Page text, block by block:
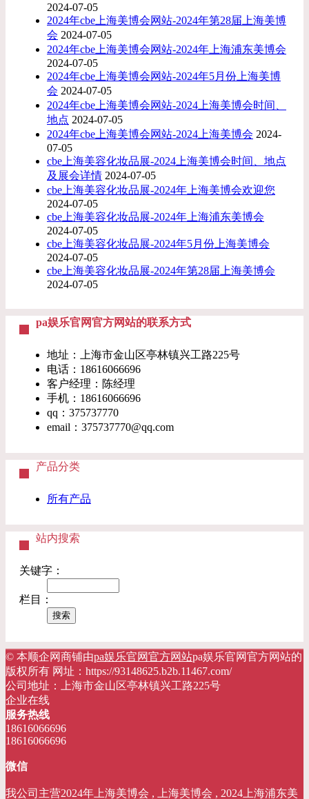
2024-07-05
2024年cbe上海美博会网站-2024年第28届上海美博
会 2024-07-05
2024年cbe上海美博会网站-2024年上海浦东美博会
2024-07-05
2024年cbe上海美博会网站-2024年5月份上海美博
会 2024-07-05
2024年cbe上海美博会网站-2024上海美博会时间、
地点 2024-07-05
2024年cbe上海美博会网站-2024上海美博会 2024-
07-05
cbe上海美容化妆品展-2024上海美博会时间、地点
及展会详情 2024-07-05
cbe上海美容化妆品展-2024年上海美博会欢迎您
2024-07-05
cbe上海美容化妆品展-2024年上海浦东美博会
2024-07-05
cbe上海美容化妆品展-2024年5月份上海美博会
2024-07-05
cbe上海美容化妆品展-2024年第28届上海美博会
2024-07-05
pa娱乐官网官方网站的联系方式
地址：上海市金山区亭林镇兴工路225号
电话：18616066696
客户经理：陈经理
手机：18616066696
qq：375737770
email： 375737770@qq.com
产品分类
所有产品
站内搜索
关键字：
栏目：
© 本顺企网商铺由pa娱乐官网官方网站pa娱乐官网官方网站的
版权所有 网址：https://93148625.b2b.11467.com/
公司地址：上海市金山区亭林镇兴工路225号
企业在线
服务热线
18616066696
18616066696
微信
我公司主营2024年上海美博会 , 上海美博会 , 2024上海浦东美